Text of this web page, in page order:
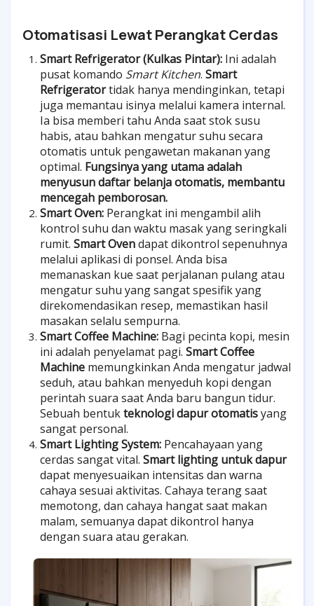
Otomatisasi Lewat Perangkat Cerdas
Smart Refrigerator (Kulkas Pintar): Ini adalah
pusat komando Smart Kitchen. Smart
Refrigeratortidak hanya mendinginkan, tetapi
juga memantau isinya melalui kamera internal.
Ia bisa memberi tahu Anda saat stok susu
habis, atau bahkan mengatur suhu secara
otomatis untuk pengawetan makanan yang
optimal. Fungsinya yang utama adalah
menyusun daftar belanja otomatis, membantu
mencegah pemborosan.
Smart Oven: Perangkat ini mengambil alih
kontrol suhu dan waktu masak yang seringkali
rumit. Smart Ovendapat dikontrol sepenuhnya
melalui aplikasi di ponsel. Anda bisa
memanaskan kue saat perjalanan pulang atau
mengatur suhu yang sangat spesifik yang
direkomendasikan resep, memastikan hasil
masakan selalu sempurna.
Smart Coffee Machine: Bagi pecinta kopi, mesin
ini adalah penyelamat pagi. Smart Coffee
Machine memungkinkan Anda mengatur jadwal
seduh, atau bahkan menyeduh kopi dengan
perintah suara saat Anda baru bangun tidur.
Sebuah bentukteknologi dapur otomatisyang
sangat personal.
Smart Lighting System: Pencahayaan yang
cerdas sangat vital. Smart lighting untuk dapur
dapat menyesuaikan intensitas dan warna
cahaya sesuai aktivitas. Cahaya terang saat
memotong, dan cahaya hangat saat makan
malam, semuanya dapat dikontrol hanya
dengan suara atau gerakan.